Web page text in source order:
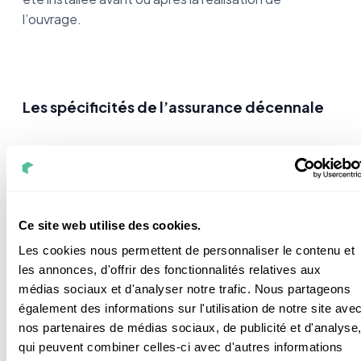
Ce site web utilise des cookies.
Les cookies nous permettent de personnaliser le contenu et
les annonces, d'offrir des fonctionnalités relatives aux
médias sociaux et d'analyser notre trafic. Nous partageons
également des informations sur l'utilisation de notre site
nos partenaires de médias sociaux, de publicité et d'analyse,
qui peuvent combiner celles-ci avec d'autres informations
l’ouvrage.
Les spécificités de l’assurance décennale
La garantie décennale concernant les pompes à
·Si l’installation d’une PAC a lieu lors de la
construction de l’ouvrage: la garantie décennale
s’applique classiquement. Les professionnels du
bâtiment sont responsables pour une durée de 10
ans suite à l’installation d’une pompe à chaleur
air/eau.